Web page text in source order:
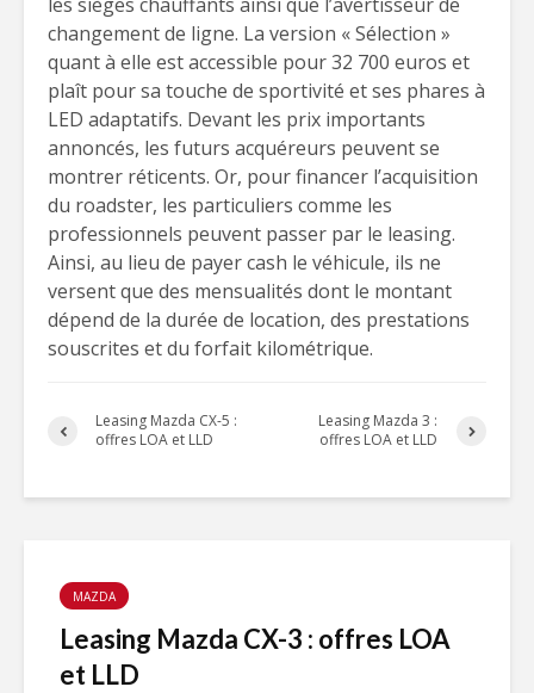
changement de ligne. La version « Sélection »
quant à elle est accessible pour 32 700 euros et
plaît pour sa touche de sportivité et ses phares à
LED adaptatifs. Devant les prix importants
annoncés, les futurs acquéreurs peuvent se
montrer réticents. Or, pour financer l’acquisition
du roadster, les particuliers comme les
professionnels peuvent passer par le leasing.
Ainsi, au lieu de payer cash le véhicule, ils ne
versent que des mensualités dont le montant
dépend de la durée de location, des prestations
souscrites et du forfait kilométrique.
Leasing Mazda CX-5 :
offres LOA et LLD
Leasing Mazda 3 :
offres LOA et LLD
MAZDA
Leasing Mazda CX-3 : offres LOA
et LLD